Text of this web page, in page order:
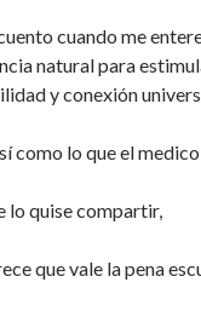
cuando me
natural para
y conexión
como lo que el
lo quise compartir,
que vale la pena